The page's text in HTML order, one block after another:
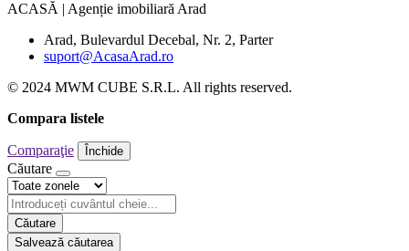
ACASĂ | Agenție imobiliară Arad
Arad, Bulevardul Decebal, Nr. 2, Parter
suport@AcasaArad.ro
© 2024 MWM CUBE S.R.L. All rights reserved.
Compara listele
Comparaţie Închide
Căutare
Căutare
Salvează căutarea